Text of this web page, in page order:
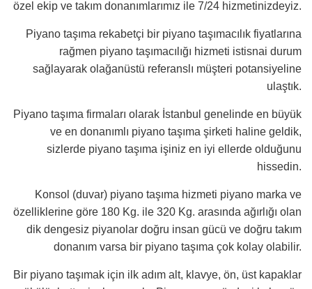
özel ekip ve takım donanımlarımız ile 7/24 hizmetinizdeyiz.
Piyano taşıma rekabetçi bir piyano taşımacılık fiyatlarına
rağmen piyano taşımacılığı hizmeti istisnai durum
sağlayarak olağanüstü referanslı müşteri potansiyeline
ulaştık.
Piyano taşıma firmaları olarak İstanbul genelinde en büyük
ve en donanımlı piyano taşıma şirketi haline geldik,
sizlerde piyano taşıma işiniz en iyi ellerde olduğunu
hissedin.
Konsol (duvar) piyano taşıma hizmeti piyano marka ve
özelliklerine göre 180 Kg. ile 320 Kg. arasında ağırlığı olan
dik dengesiz piyanolar doğru insan gücü ve doğru takım
donanım varsa bir piyano taşıma çok kolay olabilir.
Bir piyano taşımak için ilk adım alt, klavye, ön, üst kapaklar